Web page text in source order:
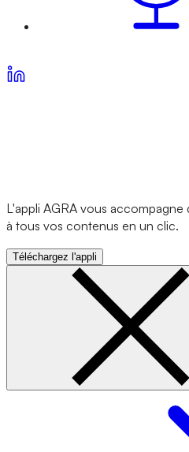
L'appli AGRA vous
à tous vos contenus en un clic.
Téléchargez l'appli